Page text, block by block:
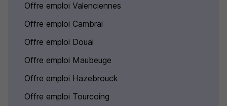
Offre emploi Valenciennes
Offre emploi Cambrai
Offre emploi Douai
Offre emploi Maubeuge
Offre emploi Hazebrouck
Offre emploi Tourcoing